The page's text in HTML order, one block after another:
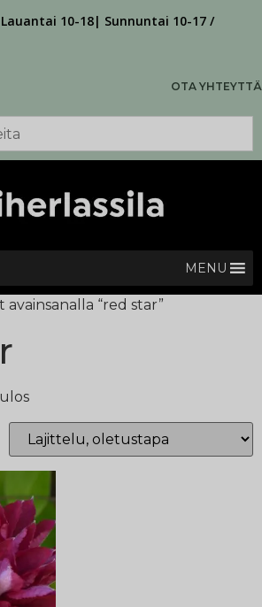
10-18| Sunnuntai 10-17 /
OTA YHTEYTTÄ
MENU
“red star”